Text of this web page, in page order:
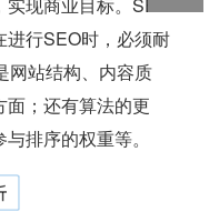
进行SEO时，必须耐
网站结构、内容质
；还有算法的更
排序的权重等。